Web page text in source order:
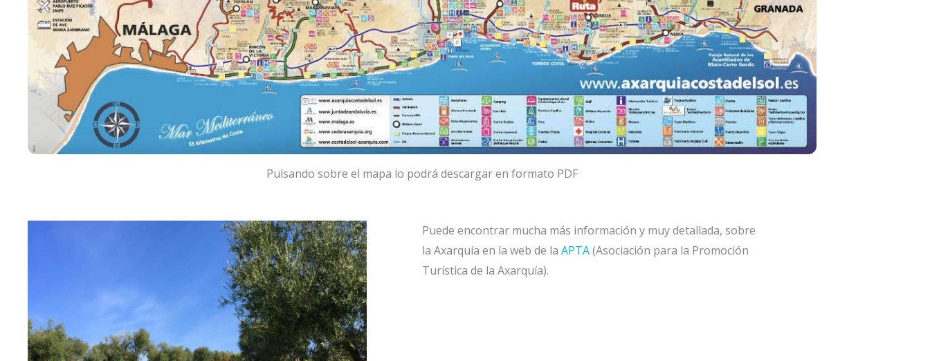
Pulsando sobre el mapa lo podrá descargar en formato PDF
Puede encontrar mucha más información y muy detallada, sobre
la Axarquía en la web de la APTA(Asociación para la Promoción
Turística de la Axarquía).